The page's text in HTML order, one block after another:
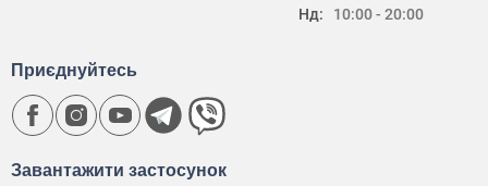
Нд:
10:00 - 20:00
Завантажити застосунок
Приєднуйтесь